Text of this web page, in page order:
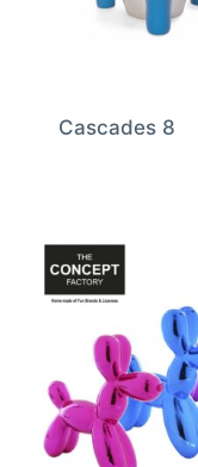
Cascades 8